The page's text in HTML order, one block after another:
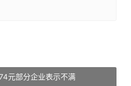
元部分企业表示不满